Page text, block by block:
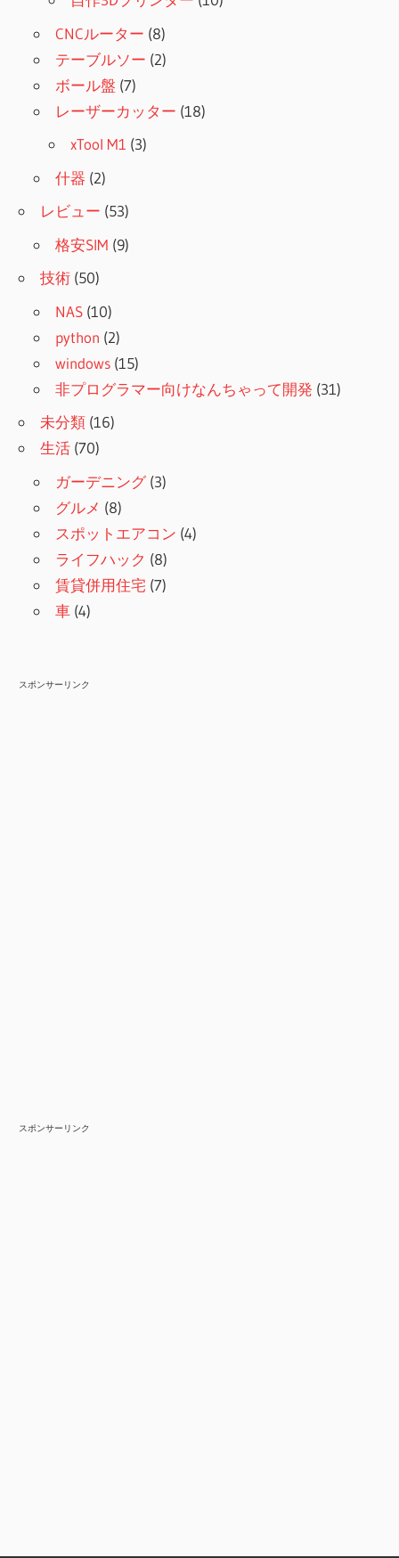
CNCルーター (8)
テーブルソー (2)
ボール盤 (7)
レーザーカッター (18)
xTool M1 (3)
什器 (2)
レビュー (53)
格安SIM (9)
技術 (50)
NAS (10)
python (2)
windows (15)
非プログラマー向けなんちゃって開発 (31)
未分類 (16)
生活 (70)
ガーデニング(3)
グルメ (8)
スポットエアコン (4)
ライフハック (8)
賃貸併用住宅 (7)
車 (4)
スポンサーリンク
スポンサーリンク